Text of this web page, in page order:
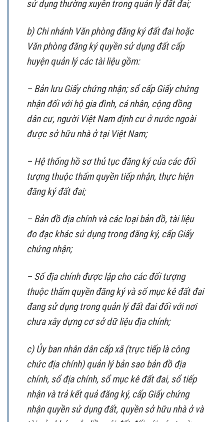
sử dụng thường xuyên trong quản lý đất đai;
b) Chi nhánh Văn phòng đăng ký đất đai hoặc
Văn phòng đăng ký quyền sử dụng đất cấp
huyện quản lý các tài liệu gồm:
– Bản lưu Giấy chứng nhận; sổ cấp Giấy chứng
nhận đối với hộ gia đình, cá nhân, cộng đồng
dân cư, người Việt Nam định cư ở nước ngoài
được sở hữu nhà ở tại Việt Nam;
– Hệ thống hồ sơ thủ tục đăng ký của các đối
tượng thuộc thẩm quyền tiếp nhận, thực hiện
đăng ký đất đai;
– Bản đồ địa chính và các loại bản đồ, tài liệu
đo đạc khác sử dụng trong đăng ký, cấp Giấy
chứng nhận;
– Sổ địa chính được lập cho các đối tượng
thuộc thẩm quyền đăng ký và sổ mục kê đất đai
đang sử dụng trong quản lý đất đai đối với nơi
chưa xây dựng cơ sở dữ liệu địa chính;
c) Ủy ban nhân dân cấp xã (trực tiếp là công
chức địa chính) quản lý bản sao bản đồ địa
chính, sổ địa chính, sổ mục kê đất đai, sổ tiếp
nhận và trả kết quả đăng ký, cấp Giấy chứng
nhận quyền sử dụng đất, quyền sở hữu nhà ở và